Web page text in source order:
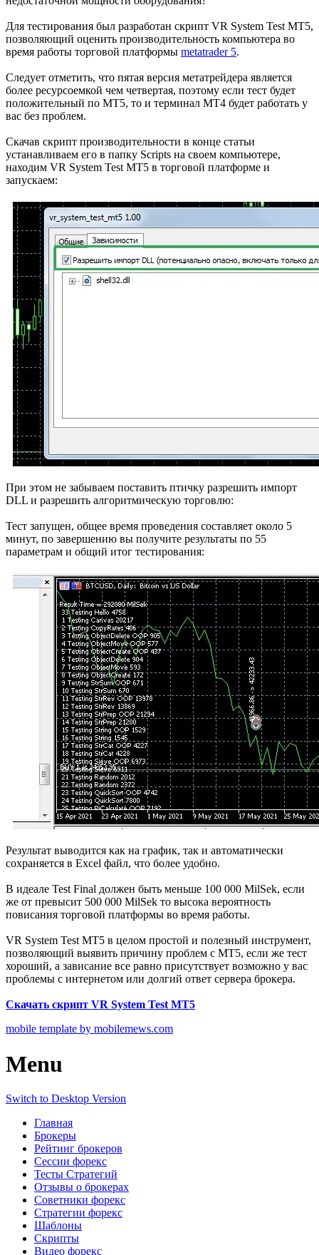
Для тестирования был разработан скрипт VR System Test MT5,
позволяющий оценить производительность компьютера во
время работы торговой платформы metatrader 5.
Следует отметить, что пятая версия метатрейдера является
более ресурсоемкой чем четвертая, поэтому если тест будет
положительный по МТ5, то и терминал МТ4 будет работать у
вас без проблем.
Скачав скрипт производительности в конце статьи
устанавливаем его в папку Scripts на своем компьютере,
находим VR System Test MT5 в торговой платформе и
запускаем:
При этом не забываем поставить птичку разрешить импорт
DLL и разрешить алгоритмическую торговлю:
Тест запущен, общее время проведения составляет около 5
минут, по завершению вы получите результаты по 55
параметрам и общий итог тестирования:
Результат выводится как на график, так и автоматически
сохраняется в Excel файл, что более удобно.
В идеале Test Final должен быть меньше 100 000 MilSek, если
же от превысит 500 000 MilSek то высока вероятность
повисания торговой платформы во время работы.
VR System Test MT5 в целом простой и полезный инструмент,
позволяющий выявить причину проблем с МТ5, если же тест
хороший, а зависание все равно присутствует возможно у вас
проблемы с интернетом или долгий ответ сервера брокера.
Скачать скрипт VR System Test MT5
mobile template by mobilemews.com
Menu
Switch to Desktop Version
Главная
Брокеры
Рейтинг брокеров
Сессии форекс
Тесты Стратегий
Отзывы о брокерах
Советники форекс
Стратегии форекс
Шаблоны
Скрипты
Видео форекс